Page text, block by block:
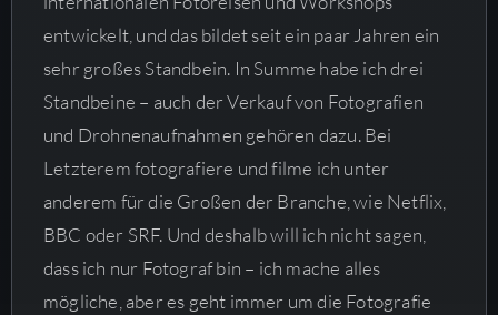
entwickelt, und das bildet seit ein paar Jahren ein
sehr großes Standbein. In Summe habe ich drei
Standbeine – auch der Verkauf von Fotografien
und Drohnenaufnahmen gehören dazu. Bei
Letzterem fotografiere und filme ich unter
anderem für die Großen der Branche, wie Netflix,
BBC oder SRF. Und deshalb will ich nicht sagen,
dass ich nur Fotograf bin – ich mache alles
mögliche, aber es geht immer um die Fotografie